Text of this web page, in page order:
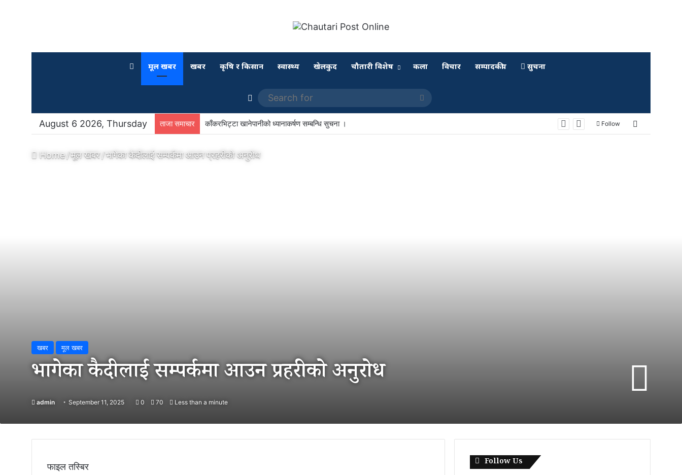
मूल खबर खबर कृषि र किसान स्वास्थ्य खेलकुद चौतारी विशेष कला विचार सम्पादकीय सुचना
Switch skin
for
August 6 2026, Thursday ताजा समाचार अन्तरकलहमा पुराना दल ! जनताले दिएको सन्देश कहिले बुझ्छन् ? Follow
Home/मूल खबर/भागेका कैदीलाई सम्पर्कमा आउन प्रहरीको अनुरोध
खबर मूल खबर
भागेका कैदीलाई सम्पर्कमा आउन प्रहरीको अनुरोध
admin September 11, 2025 0 70 Less than a minute
फाइल तस्बिर Follow Us